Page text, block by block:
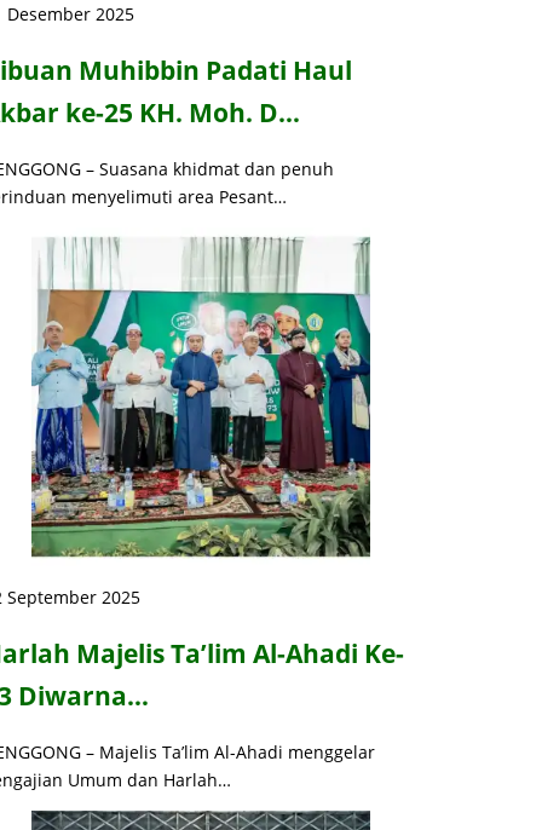
Desember 2025
Muhibbin Padati Haul
ke-25 KH. Moh. D…
– Suasana khidmat dan penuh
menyelimuti area Pesant…
September 2025
Majelis Ta’lim Al-Ahadi Ke-
Diwarna…
– Majelis Ta’lim Al-Ahadi menggelar
Umum dan Harlah…